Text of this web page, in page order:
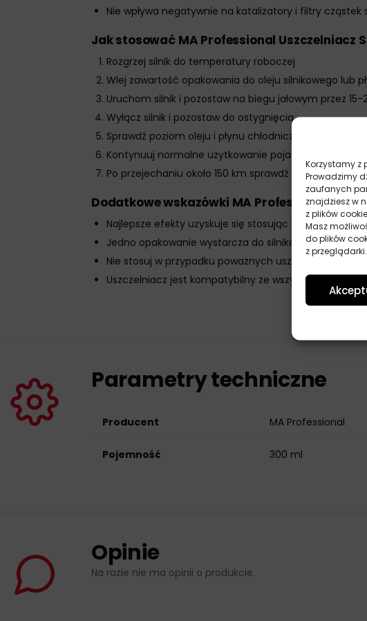
Korzystamy z
Prowadzimy
zaufanych
znajdziesz w
z plików
Masz
do plików
z przeglądarki.
Nie wpływa negatywnie na katalizatory i filtry cząstek
Jak stosować MA Professional Uszczelniacz
Rozgrzej silnik do temperatury roboczej
Wlej zawartość opakowania do oleju silnikowego lub
Uruchom silnik i pozostaw na biegu jałowym przez
Wyłącz silnik i pozostaw do ostygnięcia
Sprawdź poziom oleju i płynu chłodniczego, uzupełnij
Kontynuuj normalne użytkowanie pojazdu, unikając
Po przejechaniu około 150 km sprawdź ponownie
Dodatkowe wskazówki MA Professional
Najlepsze efekty uzyskuje się stosując uszczelniacz
Jedno opakowanie wystarcza do silników o
Nie stosuj w przypadku poważnych uszkodzeń
Uszczelniacz jest kompatybilny ze wszystkimi
Parametry techniczne
Producent MA Professional
Pojemność 300 ml
Opinie
Na razie nie ma opinii o produkcie.